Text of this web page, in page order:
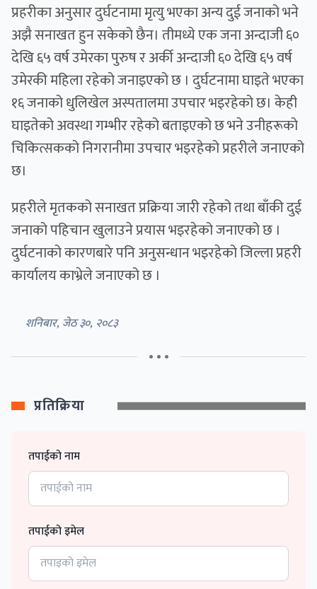
प्रहरीका अनुसार दुर्घटनामा मृत्यु भएका अन्य दुई जनाको भने
अझै सनाखत हुन सकेको छैन। तीमध्ये एक जना अन्दाजी ६०
देखि ६५ वर्ष उमेरका पुरुष र अर्की अन्दाजी ६० देखि ६५ वर्ष
उमेरकी महिला रहेको जनाइएको छ । दुर्घटनामा घाइते भएका
१६ जनाको धुलिखेल अस्पतालमा उपचार भइरहेको छ। केही
घाइतेको अवस्था गम्भीर रहेको बताइएको छ भने उनीहरूको
चिकित्सकको निगरानीमा उपचार भइरहेको प्रहरीले जनाएको
छ।
प्रहरीले मृतकको सनाखत प्रक्रिया जारी रहेको तथा बाँकी दुई
जनाको पहिचान खुलाउने प्रयास भइरहेको जनाएको छ ।
दुर्घटनाको कारणबारे पनि अनुसन्धान भइरहेको जिल्ला प्रहरी
कार्यालय काभ्रेले जनाएको छ ।
शनिबार, जेठ ३०, २०८३
• • •
प्रतिक्रिया
तपाईको नाम
तपाईको इमेल